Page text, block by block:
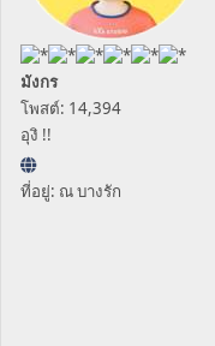
มังกร
โพสต์: 14,394
อุงิ !!
ที่อยู่: ณ บางรัก